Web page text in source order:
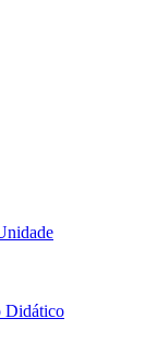
Didático